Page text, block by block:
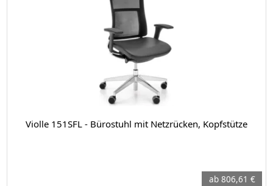
Violle 151SFL - Bürostuhl mit Netzrücken, Kopfstütze
ab 806,61 €